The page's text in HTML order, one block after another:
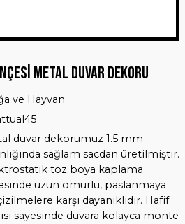
Metal Duvar Dekoru
ve Hayvan
duvar dekorumuz 1.5 mm
sağlam sacdan üretilmiştir.
toz boya kaplama
uzun ömürlü, paslanmaya
karşı dayanıklıdır. Hafif
sayesinde duvara kolayca monte